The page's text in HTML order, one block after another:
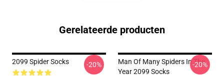
Gerelateerde producten
2099 Spider Socks -20%
Man Of Many Spiders In The
Year 2099 Socks
-20%